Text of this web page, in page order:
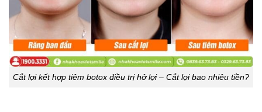
Cắt lợi kết hợp tiêm botox điều trị hở lợi – Cắt lợi bao nhiêu tiền?